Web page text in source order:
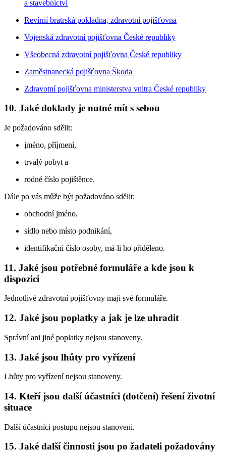
a stavebnictví
Revírní bratrská pokladna, zdravotní pojišťovna
Vojenská zdravotní pojišťovna České republiky
Všeobecná zdravotní pojišťovna České republiky
Zaměstnanecká pojišťovna Škoda
Zdravotní pojišťovna ministerstva vnitra České republiky
10. Jaké doklady je nutné mít s sebou
Je požadováno sdělit:
jméno, příjmení,
trvalý pobyt a
rodné číslo pojištěnce.
Dále po vás může být požadováno sdělit:
obchodní jméno,
sídlo nebo místo podnikání,
identifikační číslo osoby, má-li ho přiděleno.
11. Jaké jsou potřebné formuláře a kde jsou k
dispozici
Jednotlivé zdravotní pojišťovny mají své formuláře.
12. Jaké jsou poplatky a jak je lze uhradit
Správní ani jiné poplatky nejsou stanoveny.
13. Jaké jsou lhůty pro vyřízení
Lhůty pro vyřízení nejsou stanoveny.
14. Kteří jsou další účastníci (dotčení) řešení životní
situace
Další účastníci postupu nejsou stanoveni.
15. Jaké další činnosti jsou po žadateli požadovány